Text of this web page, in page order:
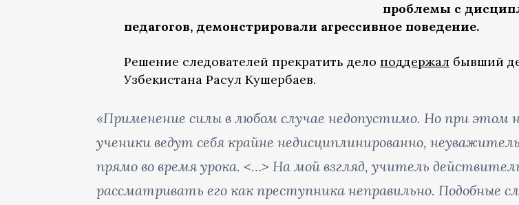
проблемы с
педагогов, демонстрировали агрессивное поведение.
Решение следователей прекратить дело поддержал бывший
Узбекистана Расул Кушербаев.
«Применение силы в любом случае недопустимо. Но при этом
ученики ведут себя крайне недисциплинированно,
прямо во время урока. <…> На мой взгляд, учитель
рассматривать его как преступника неправильно. Подобные